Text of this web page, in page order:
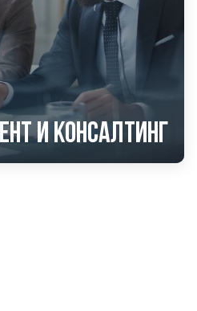
и консалтинг